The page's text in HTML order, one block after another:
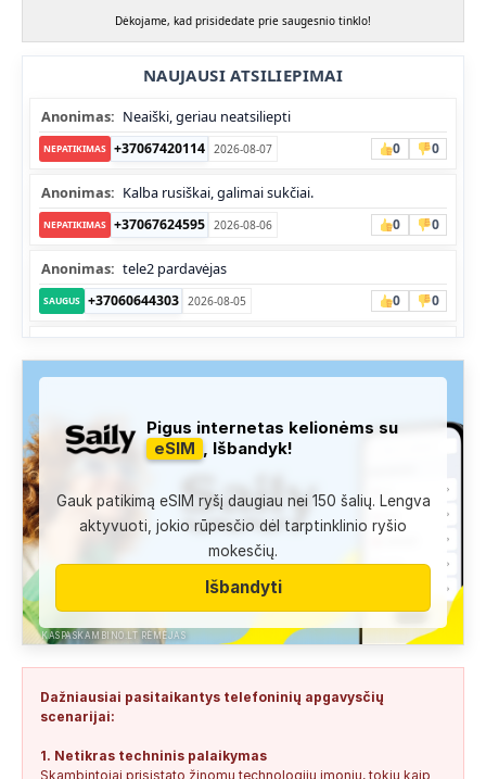
Dėkojame, kad prisidedate prie saugesnio tinklo!
NAUJAUSI ATSILIEPIMAI
Anonimas: Neaiški, geriau neatsiliepti
NEPATIKIMAS +37067420114 2026-08-07 0 0
Anonimas: Kalba rusiškai, galimai sukčiai.
NEPATIKIMAS +37067624595 2026-08-06 0 0
Anonimas: tele2 pardavėjas
SAUGUS +37060644303 2026-08-05 0 0
NEPATIKIMAS +37052041945 2026-08-05 0 0
Administracija: Užfiksuota, kad apie šį numerį buvo rašoma
daug teigiamų komentarų...
Anonimas:
Labai gera pagalbininke, konsultavausi ne karta
del teises mokslu
SAUGUS +37060763626 2026-08-04 2
Anonimas: Paskambino kažkokia [vardas paslėptas] ir siūlo
susipažint. Skamba kaip dirbtinio...
Jonas: Vivus.lt
KASPASKAMBINO.LT RĖMĖJAS
Pigus internetas kelionėms su
eSIM , Išbandyk!
Gauk patikimą eSIM ryšį daugiau nei 150 šalių. Lengva
aktyvuoti, jokio rūpesčio dėl tarptinklinio ryšio
mokesčių.
Išbandyti
Dažniausiai pasitaikantys telefoninių apgavysčių
scenarijai:
1. Netikras techninis palaikymas
Skambintojai prisistato žinomų technologijų įmonių, tokių kaip